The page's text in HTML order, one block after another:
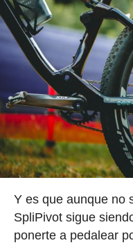
Y es que aunque no
SpliPivot sigue
ponerte a pedalear